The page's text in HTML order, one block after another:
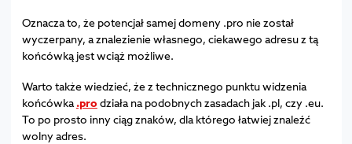
Oznacza to, że potencjał samej domeny .pro nie został
wyczerpany, a znalezienie własnego, ciekawego adresu z tą
końcówką jest wciąż możliwe.
Warto także wiedzieć, że z technicznego punktu widzenia
końcówka .prodziała na podobnych zasadach jak .pl, czy .eu.
To po prosto inny ciąg znaków, dla którego łatwiej znaleźć
wolny adres.